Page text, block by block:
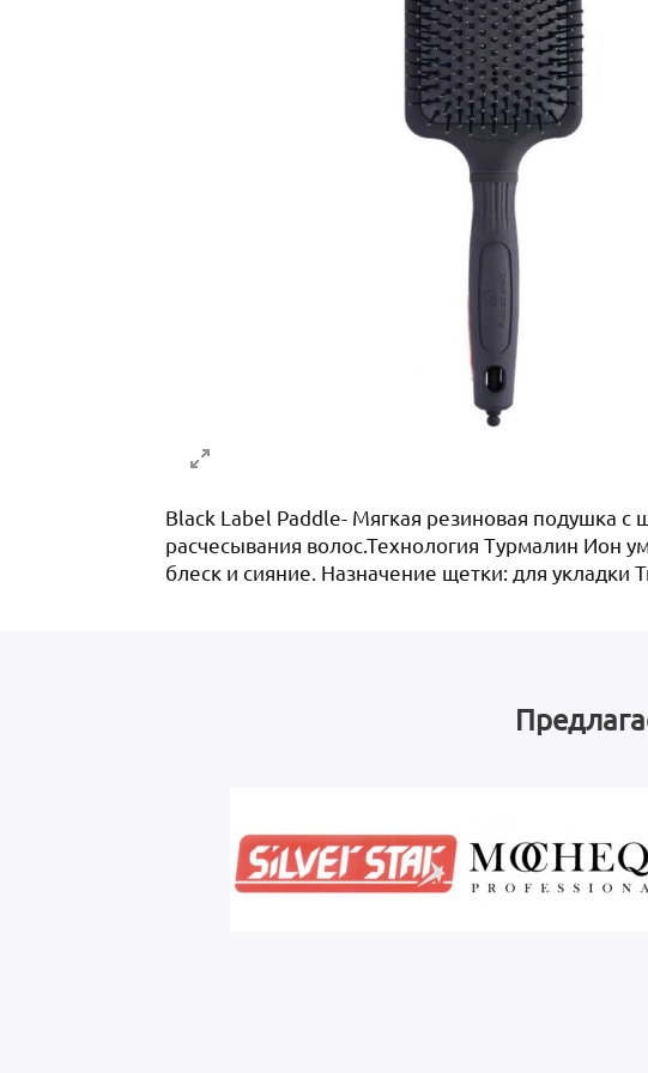
Black Label Paddle- Мягкая резиновая подушка
расчесывания волос.Технология Турмалин Ион
блеск и сияние. Назначение щетки: для укладки